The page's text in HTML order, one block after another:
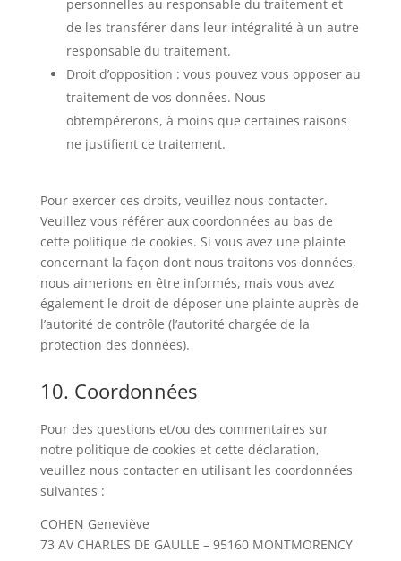
personnelles au responsable du traitement et
de les transférer dans leur intégralité à un autre
responsable du traitement.
Droit d’opposition : vous pouvez vous opposer au
traitement de vos données. Nous
obtempérerons, à moins que certaines raisons
ne justifient ce traitement.
Pour exercer ces droits, veuillez nous contacter.
Veuillez vous référer aux coordonnées au bas de
cette politique de cookies. Si vous avez une plainte
concernant la façon dont nous traitons vos données,
nous aimerions en être informés, mais vous avez
également le droit de déposer une plainte auprès de
l’autorité de contrôle (l’autorité chargée de la
protection des données).
10. Coordonnées
Pour des questions et/ou des commentaires sur
notre politique de cookies et cette déclaration,
veuillez nous contacter en utilisant les coordonnées
suivantes :
COHEN Geneviève
73 AV CHARLES DE GAULLE – 95160 MONTMORENCY